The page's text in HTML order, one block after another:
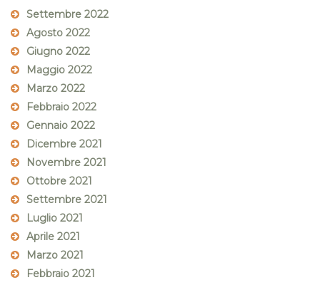
Settembre 2022
Agosto 2022
Giugno 2022
Maggio 2022
Marzo 2022
Febbraio 2022
Gennaio 2022
Dicembre 2021
Novembre 2021
Ottobre 2021
Settembre 2021
Luglio 2021
Aprile 2021
Marzo 2021
Febbraio 2021